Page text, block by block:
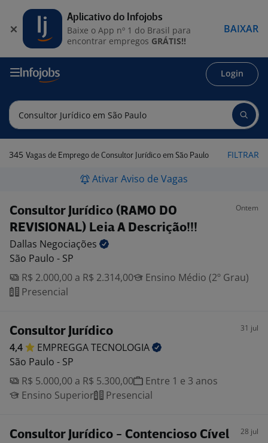
Login
345 Vagas de Emprego de Consultor Jurídico em São Paulo FILTRAR
Ativar Aviso de Vagas
Consultor Jurídico (RAMO DO
REVISIONAL) Leia A Descrição!!!
Ontem
Dallas Negociações
São Paulo - SP
R$ 2.000,00 a R$ 2.314,00
Ensino Médio (2º Grau)
Presencial
Consultor Jurídico 31 jul
4,4 EMPREGGATECNOLOGIA
São Paulo - SP
R$ 5.000,00 a R$ 5.300,00
Entre 1 e 3 anos
Ensino Superior
Presencial
Consultor Jurídico - Contencioso Cível 28 jul
Aplicativo do Infojobs
Baixe o App nº 1 do Brasil para
encontrar empregos GRÁTIS!!
BAIXAR